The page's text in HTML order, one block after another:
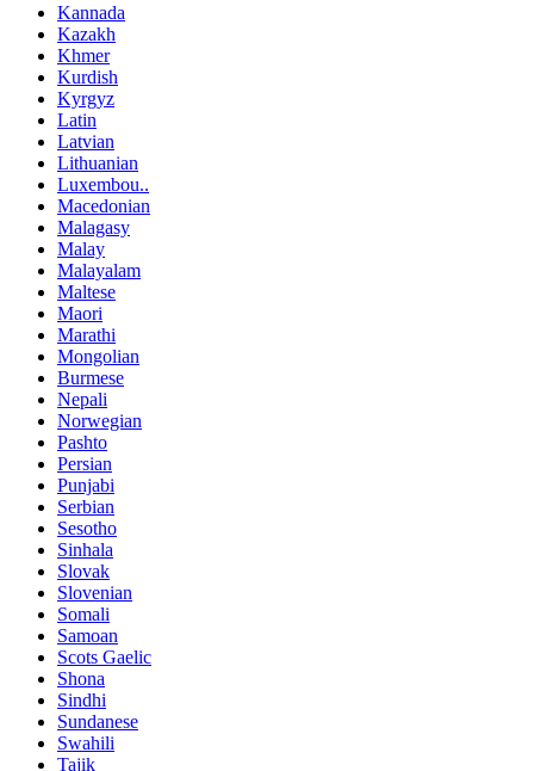
Kannada
Kazakh
Khmer
Kurdish
Kyrgyz
Latin
Latvian
Lithuanian
Luxembou..
Macedonian
Malagasy
Malay
Malayalam
Maltese
Maori
Marathi
Mongolian
Burmese
Nepali
Norwegian
Pashto
Persian
Punjabi
Serbian
Sesotho
Sinhala
Slovak
Slovenian
Somali
Samoan
Scots Gaelic
Shona
Sindhi
Sundanese
Swahili
Tajik